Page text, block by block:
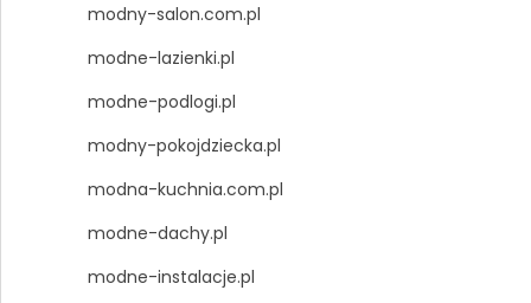
modny-salon.com.pl
modne-lazienki.pl
modne-podlogi.pl
modny-pokojdziecka.pl
modna-kuchnia.com.pl
modne-dachy.pl
modne-instalacje.pl